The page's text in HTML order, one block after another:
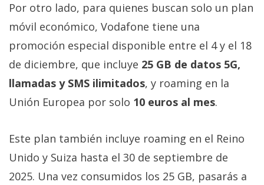
comparativas,
trucos y
tutoriales.
El Grupo
Informático
(CC) 2006-
2026.Algunos
derechos
Por otro lado, para quienes buscan solo un plan
móvil económico, Vodafone tiene una
promoción especial disponible entre el 4 y el 18
de diciembre, que incluye 25 GB de datos 5G,
llamadas y SMS ilimitados, y roaming en la
Unión Europea por solo 10 euros al mes.
Este plan también incluye roaming en el Reino
Unido y Suiza hasta el 30 de septiembre de
2025. Una vez consumidos los 25 GB, pasarás a